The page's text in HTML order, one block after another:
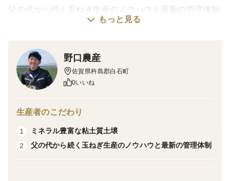
父の代から続く玉ねぎ生産のノウハウと最新の管理体制
により、玉ねぎの品種ごとの特徴を活かした美味しさを
時期によって異なる玉ねぎの美味しさをぜひ体感してみ
てください！
もっと見る
野口農産
佐賀県杵島郡白石町
0いいね
生産者のこだわり
1
ミネラル豊富な粘土質土壌
2
父の代から続く玉ねぎ生産のノウハウと最新の管理体制